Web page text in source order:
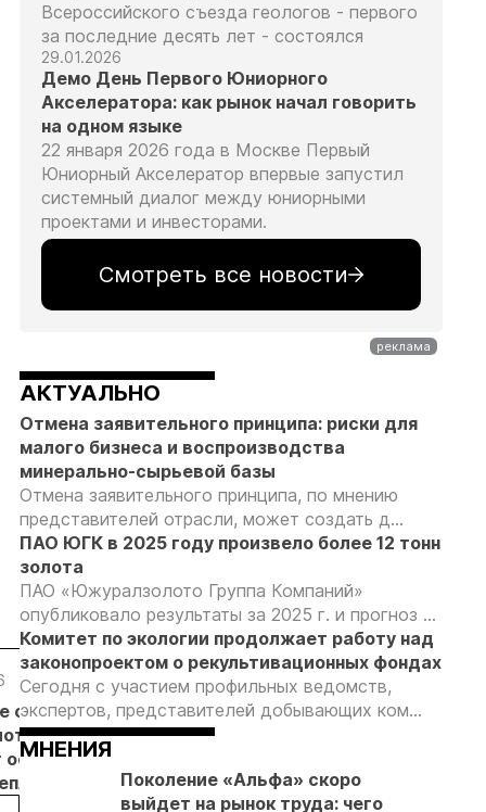
с
основанием
05.08.26
Добыча
золота на
снизилась
на 20,3% в
05.08.26
Кассация
приговор
по делу о
05.08.26
Эксперты
подходы к
регулированию
Всероссийского съезда геологов - первого
за последние десять лет - состоялся
29.01.2026
Демо День Первого Юниорного
Акселератора: как рынок начал говорить
на одном языке
22 января 2026 года в Москве Первый
Юниорный Акселератор впервые запустил
системный диалог между юниорными
проектами и инвесторами.
Смотреть все новости
АКТУАЛЬНО
Отмена заявительного принципа: риски для
малого бизнеса и воспроизводства
минерально-сырьевой базы
Отмена заявительного принципа, по мнению
представителей отрасли, может создать д...
ПАО ЮГК в 2025 году произвело более 12 тонн
золота
ПАО «Южуралзолото Группа Компаний»
опубликовало результаты за 2025 г. и прогноз ...
Комитет по экологии продолжает работу над
законопроектом о рекультивационных фондах
Сегодня с участием профильных ведомств,
экспертов, представителей добывающих ком...
МНЕНИЯ
Поколение «Альфа» скоро
выйдет на рынок труда: чего